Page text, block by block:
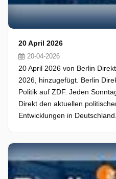
20 April 2026
20-04-2026
20 April 2026 von Berlin
2026, hinzugefügt. Berlin
Politik auf ZDF. Jeden
Direkt den aktuellen
Entwicklungen in Deutschland.